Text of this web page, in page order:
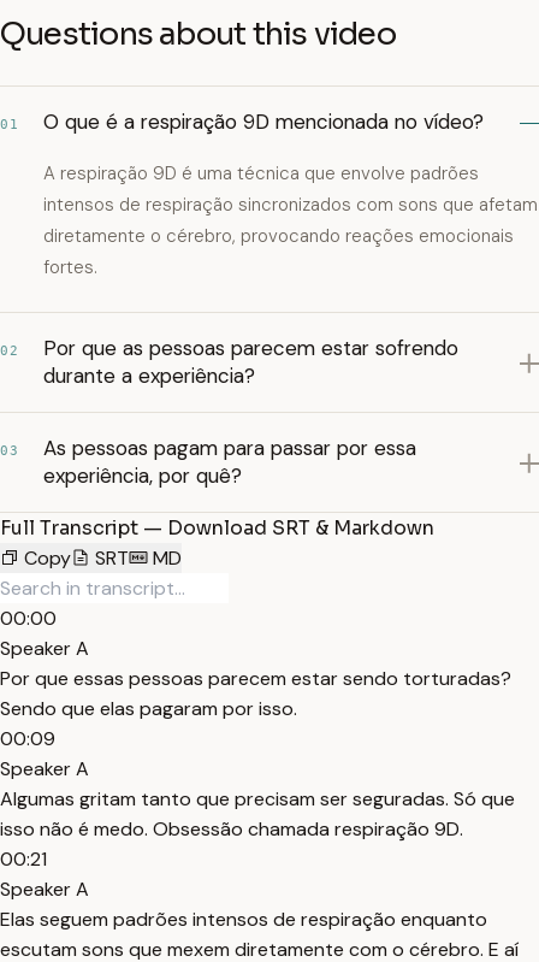
Questions about this video
01 O que é a respiração 9D mencionada no vídeo?
A respiração 9D é uma técnica que envolve padrões
intensos de respiração sincronizados com sons que afetam
diretamente o cérebro, provocando reações emocionais
fortes.
02
Por que as pessoas parecem estar sofrendo
durante a experiência?
03
As pessoas pagam para passar por essa
experiência, por quê?
Full Transcript — Download SRT & Markdown
Copy
SRT MD
00:00
Speaker A
Por que essas pessoas parecem estar sendo torturadas?
Sendo que elas pagaram por isso.
00:09
Speaker A
Algumas gritam tanto que precisam ser seguradas. Só que
isso não é medo. Obsessão chamada respiração 9D.
00:21
Speaker A
Elas seguem padrões intensos de respiração enquanto
escutam sons que mexem diretamente com o cérebro. E aí